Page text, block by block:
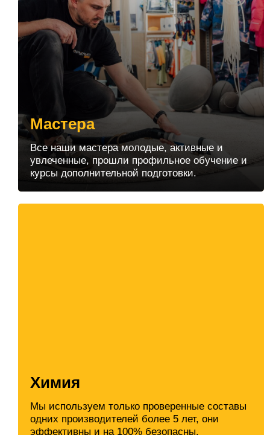
Мастера
Все наши мастера молодые, активные и
увлеченные, прошли профильное обучение и
курсы дополнительной подготовки.
Химия
Мы используем только проверенные составы
одних производителей более 5 лет, они
эффективны и на 100% безопасны.